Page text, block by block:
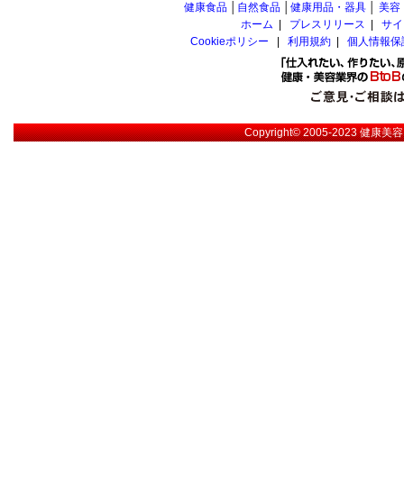
健康食品 自然食品 健康用品・器具 美容
ホーム
プレスリリース
サ
Cookieポリシー
利用規約 個人情報
Copyright© 2005-2023健康美